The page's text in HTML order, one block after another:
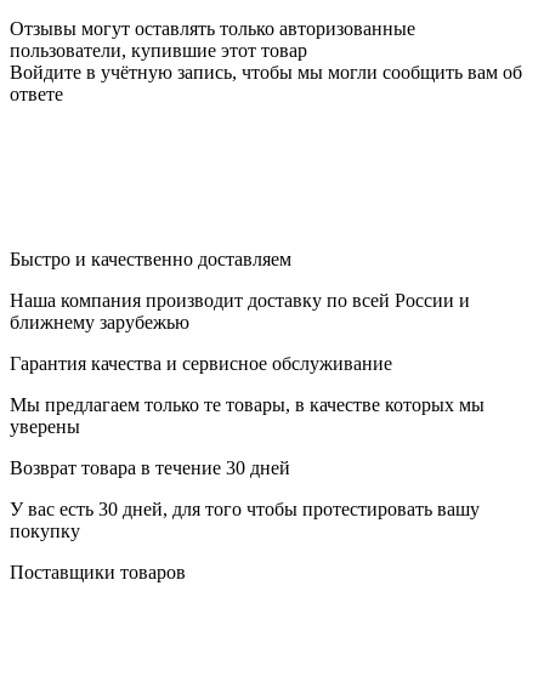
Отзывы могут оставлять только авторизованные
пользователи, купившие этот товар
Войдите в учётную запись, чтобы мы могли сообщить вам об
ответе
Быстро и качественно доставляем
Наша компания производит доставку по всей России и
ближнему зарубежью
Гарантия качества и сервисное обслуживание
Мы предлагаем только те товары, в качестве которых мы
уверены
Возврат товара в течение 30 дней
У вас есть 30 дней, для того чтобы протестировать вашу
покупку
Поставщики товаров